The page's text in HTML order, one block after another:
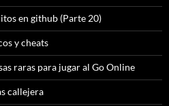
en github (Parte 20)
y cheats
raras para jugar al Go Online
callejera